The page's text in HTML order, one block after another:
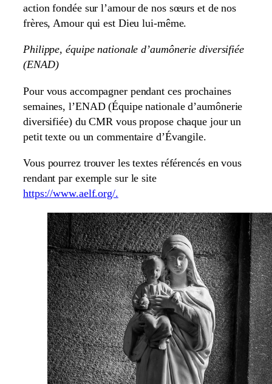
action fondée sur l’amour de nos sœurs et de nos
frères, Amour qui est Dieu lui-même.
Philippe, équipe nationale d’aumônerie diversifiée
(ENAD)
Pour vous accompagner pendant ces prochaines
semaines, l’ENAD (Équipe nationale d’aumônerie
diversifiée) du CMR vous propose chaque jour un
petit texte ou un commentaire d’Évangile.
Vous pourrez trouver les textes référencés en vous
rendant par exemple sur le site
https://www.aelf.org/.